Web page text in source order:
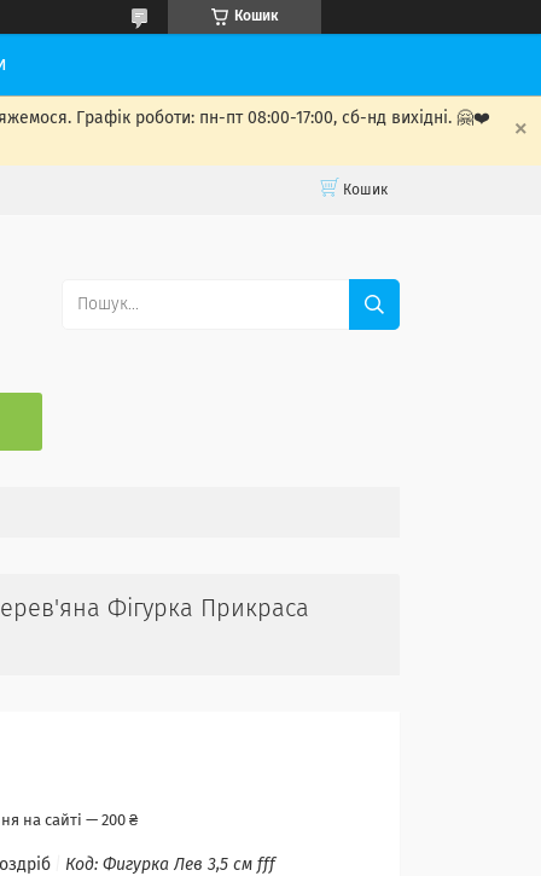
Кошик
Графік роботи: пн-пт 08:00-17:00, сб-нд вихідні. 🤗❤️
Кошик
Фігурка Прикраса
на сайті — 200 ₴
Код: Фигурка Лев 3,5 см fff